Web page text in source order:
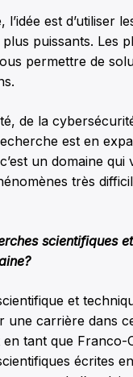
l’idée est d’utiliser
puissants. Les
permettre de
de la
est en
un domaine
très
scientifiques
et
une carrière dans
en tant que
écrites